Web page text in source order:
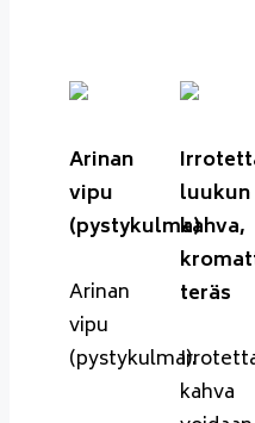
Arinan
vipu
(pystykulma)
Arinan
vipu
(pystykulma).
luukun
kahva,
teräs
kahva